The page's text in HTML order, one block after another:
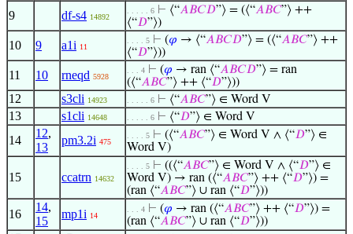
9 df-s4 14892
. . . . . 6 ⊢ ⟨“𝐴𝐵𝐶𝐷”⟩ = (⟨“𝐴𝐵𝐶”⟩ ++
⟨“𝐷”⟩)
10 9 a1i 11
. . . . 5 ⊢ (𝜑 → ⟨“𝐴𝐵𝐶𝐷”⟩ = (⟨“𝐴𝐵𝐶”⟩ ++
⟨“𝐷”⟩))
11 10 rneqd 5928
. . . 4 ⊢ (𝜑 → ran ⟨“𝐴𝐵𝐶𝐷”⟩ = ran
(⟨“𝐴𝐵𝐶”⟩ ++ ⟨“𝐷”⟩))
12 s3cli 14923 . . . . . 6 ⊢ ⟨“𝐴𝐵𝐶”⟩ ∈ Word V
13 s1cli 14648 . . . . . 6 ⊢ ⟨“𝐷”⟩ ∈ Word V
14
12,
13
pm3.2i 475
. . . . 5 ⊢ (⟨“𝐴𝐵𝐶”⟩ ∈ Word V ∧ ⟨“𝐷”⟩ ∈
Word V)
15 ccatrn 14632
. . . . 5 ⊢ ((⟨“𝐴𝐵𝐶”⟩ ∈ Word V ∧ ⟨“𝐷”⟩ ∈
Word V) → ran (⟨“𝐴𝐵𝐶”⟩ ++ ⟨“𝐷”⟩) =
(ran ⟨“𝐴𝐵𝐶”⟩ ∪ ran ⟨“𝐷”⟩))
16
14,
15
mp1i 14
. . . 4 ⊢ (𝜑 → ran (⟨“𝐴𝐵𝐶”⟩ ++ ⟨“𝐷”⟩) =
(ran ⟨“𝐴𝐵𝐶”⟩ ∪ ran ⟨“𝐷”⟩))